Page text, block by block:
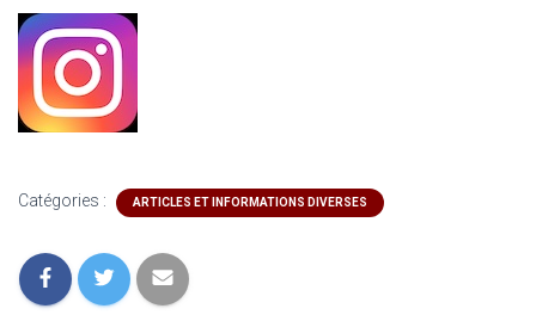
Catégories : ARTICLES ET INFORMATIONS DIVERSES